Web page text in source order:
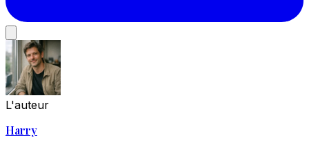
L'auteur
Harry